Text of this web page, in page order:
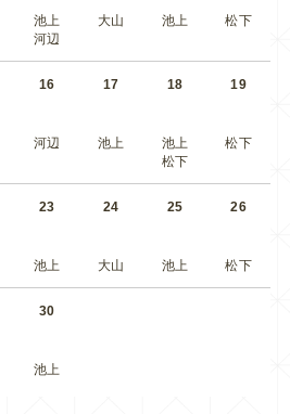
池上
河辺
大山 池上 松下
16
河辺
17
池上
18
池上
松下
19
松下
23
池上
24
大山
25
池上
26
松下
30
池上